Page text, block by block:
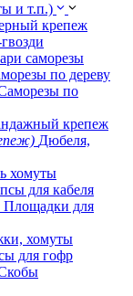
и т.п.)
крепеж
саморезы
по дереву
по
крепеж
Дюбеля,
хомуты
для кабеля
Площадки для
хомуты
для гофр